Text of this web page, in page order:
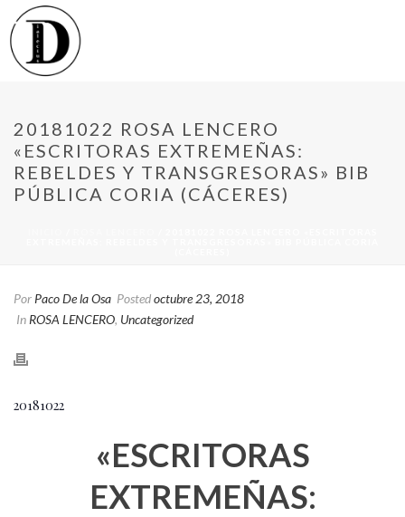
20181022 ROSA LENCERO
«ESCRITORAS EXTREMEÑAS:
REBELDES Y TRANSGRESORAS» BIB
PÚBLICA CORIA (CÁCERES)
Por Paco De la Osa Postedoctubre 23, 2018
In ROSA LENCERO, Uncategorized
20181022
«ESCRITORAS
EXTREMEÑAS: